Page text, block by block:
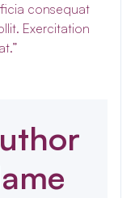
consequat
Exercitation